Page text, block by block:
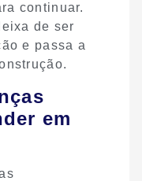
continuar.
de ser
e passa a
em